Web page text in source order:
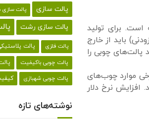
است. برای تولید
باید از خارج
پالت‌های چوبی را
موارد چوب‌های
نرخ دلار
پالت سازی پالت
پالت سازی رشت
پالت فلزی پالت
پالت چوبی باکیفیت
پالت چوبی شهبازی
نوشته‌های تازه